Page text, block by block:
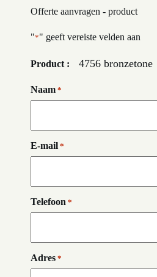
Offerte aanvragen - product
"*" geeft vereiste velden aan
Product : 4756 bronzetone
Naam *
E-mail *
Telefoon *
Adres *